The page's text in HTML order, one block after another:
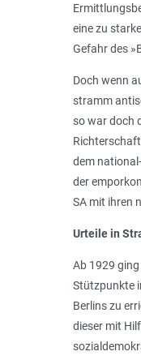
eine zu
Gefahr des
Doch wenn
stramm
so war doch
dem
der
SA mit ihren
Urteile in
Ab 1929
Stützpunkte
Berlins zu
dieser mit